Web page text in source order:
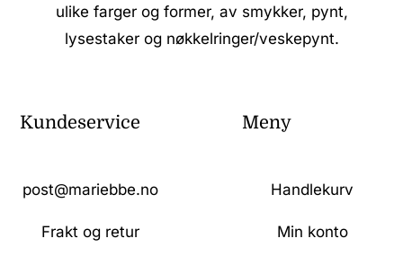
ulike farger og former, av smykker, pynt,
lysestaker og nøkkelringer/veskepynt.
Kundeservice
post@mariebbe.no
Frakt og retur
Meny
Handlekurv
Min konto